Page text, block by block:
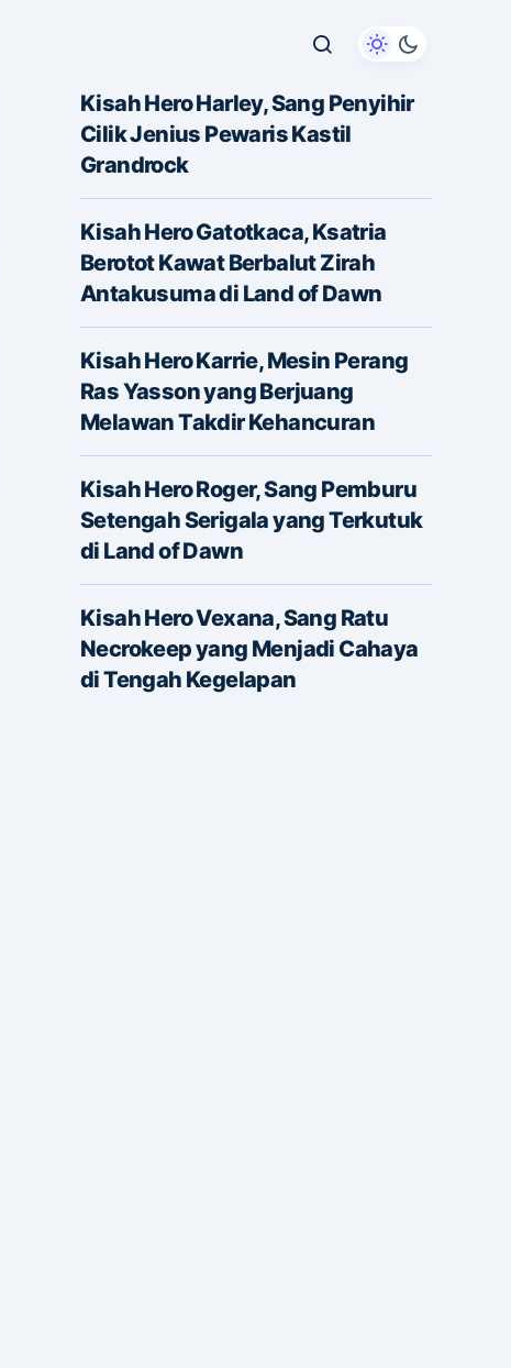
Kisah Hero Harley, Sang Penyihir
Cilik Jenius Pewaris Kastil
Grandrock
Kisah Hero Gatotkaca, Ksatria
Berotot Kawat Berbalut Zirah
Antakusuma di Land of Dawn
Kisah Hero Karrie, Mesin Perang
Ras Yasson yang Berjuang
Melawan Takdir Kehancuran
Kisah Hero Roger, Sang Pemburu
Setengah Serigala yang Terkutuk
di Land of Dawn
Kisah Hero Vexana, Sang Ratu
Necrokeep yang Menjadi Cahaya
di Tengah Kegelapan